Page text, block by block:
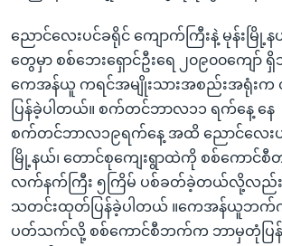
ညောင်လေးပင်ခရိုင် ကျောက်ကြီးနဲ့ မုန်းမ
တွေမှာ စစ်ဘေးရှောင်ဦးရေ ၂၀၉၀၀ကျော်
ကေအန်ယူ ကရင်အမျိုးသားအစည်းအရုံးက
ပြန်ခဲ့ပါတယ်။ စက်တင်ဘာလ၁၁ ရက်နေ့ နေ
စက်တင်ဘာလ၁၉ရက်နေ့ အထိ ညောင်လေးပင်
မြို့နယ်၊ တောင်စုကျေးရွာထဲကို စစ်ကောင်
လက်နက်ကြီး ၅ကြိမ် ပစ်ခတ်ခဲ့တယ်လို့လည်
သတင်းထုတ်ပြန်ခဲ့ပါတယ် ။ကေအန်ယူဘက်
ပတ်သက်လို့ စစ်ကောင်စီဘက်က ဘာမှတုံပြန်